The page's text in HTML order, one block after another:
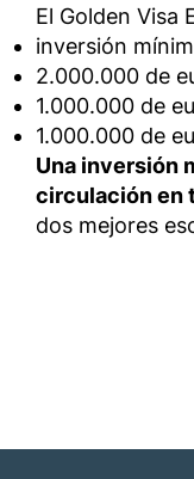
El Golden Visa
inversión
2.000.000 de
1.000.000 de
1.000.000 de
Una inversión
circulación en
dos mejores